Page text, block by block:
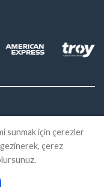
KVKK
sunmak için çerezler
çerez